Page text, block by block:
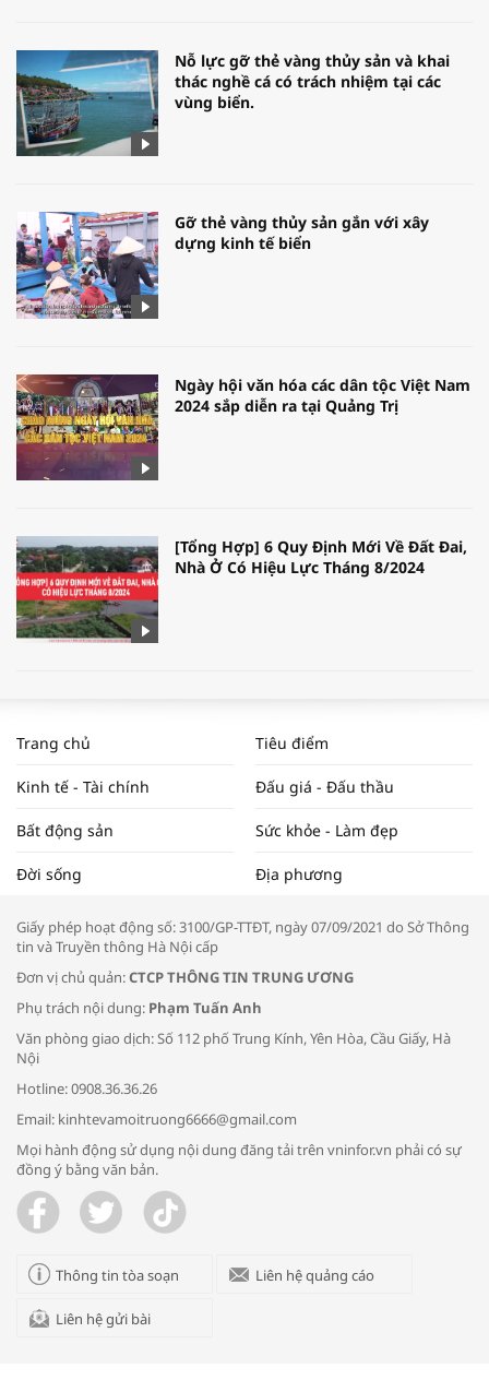
Nỗ lực gỡ thẻ vàng thủy sản và khai
thác nghề cá có trách nhiệm tại các
vùng biển.
Gỡ thẻ vàng thủy sản gắn với xây
dựng kinh tế biển
Ngày hội văn hóa các dân tộc Việt Nam
2024 sắp diễn ra tại Quảng Trị
[Tổng Hợp] 6 Quy Định Mới Về Đất Đai,
Nhà Ở Có Hiệu Lực Tháng 8/2024
NAM NĂM 2024 VÀ NĂM 2025 | NHỊP
ĐẬP THỊ TRƯỜNG #62
Tọa đàm “Xúc tiến thương mại: Khơi
Bác sĩ tư vấn cách phòng tránh bệnh
đường hô hấp trong thời tiết giao mùa
Trao yêu thương cho em
Trang chủ Tiêu điểm
Kinh tế - Tài chính Đấu giá - Đấu thầu
Bất động sản Sức khỏe - Làm đẹp
Đời sống Địa phương
Giấy phép hoạt động số: 3100/GP-TTĐT, ngày 07/09/2021 do Sở Thông
tin và Truyền thông Hà Nội cấp
Đơn vị chủ quản:CTCP THÔNG TIN TRUNG ƯƠNG
Phụ trách nội dung: Phạm Tuấn Anh
Văn phòng giao dịch: Số 112 phố Trung Kính, Yên Hòa, Cầu Giấy, Hà
Nội
Hotline: 0908.36.36.26
Email: kinhtevamoitruong6666@gmail.com
Mọi hành động sử dụng nội dung đăng tải trên vninfor.vn phải có sự
đồng ý bằng văn bản.
Thông tin tòa soạn Liên hệ quảng cáo
Liên hệ gửi bài